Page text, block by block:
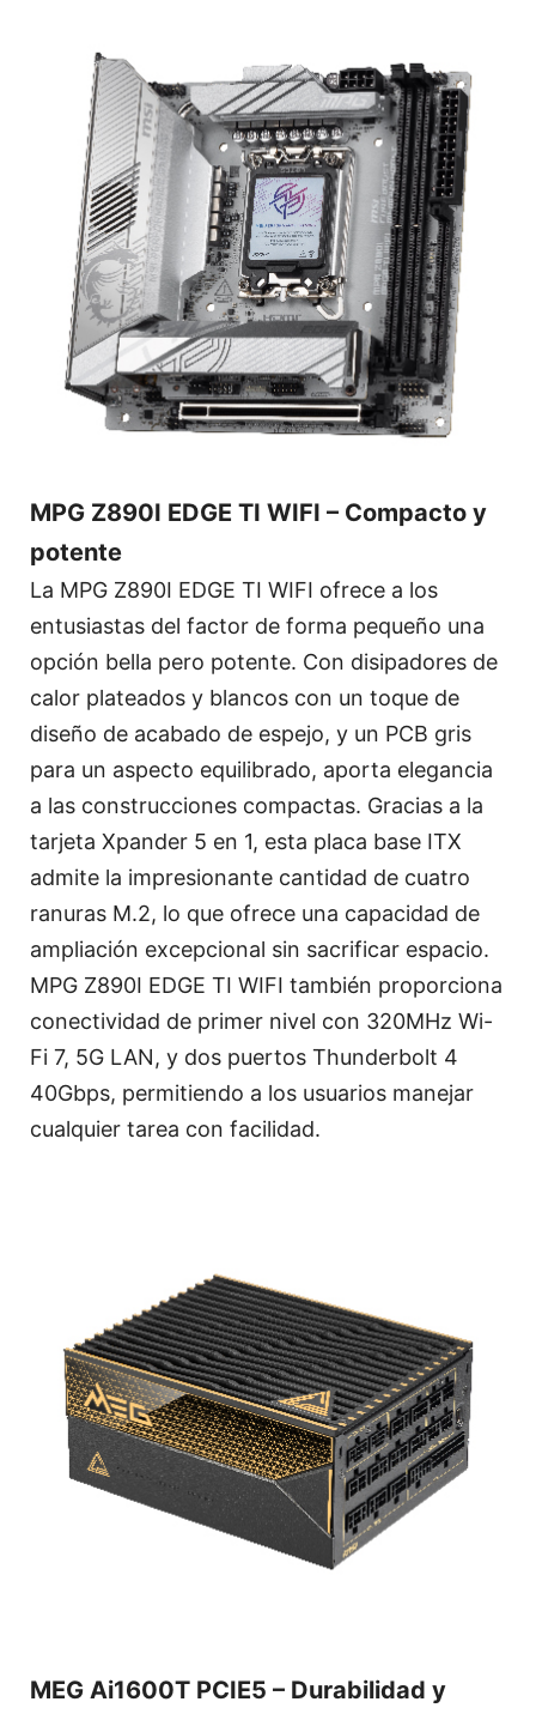
MPG Z890I EDGE TI WIFI – Compacto y
potente
La MPG Z890I EDGE TI WIFI ofrece a los
entusiastas del factor de forma pequeño una
opción bella pero potente. Con disipadores de
calor plateados y blancos con un toque de
diseño de acabado de espejo, y un PCB gris
para un aspecto equilibrado, aporta elegancia
a las construcciones compactas. Gracias a la
tarjeta Xpander 5 en 1, esta placa base ITX
admite la impresionante cantidad de cuatro
ranuras M.2, lo que ofrece una capacidad de
ampliación excepcional sin sacrificar espacio.
MPG Z890I EDGE TI WIFI también proporciona
conectividad de primer nivel con 320MHz Wi-
Fi 7, 5G LAN, y dos puertos Thunderbolt 4
40Gbps, permitiendo a los usuarios manejar
cualquier tarea con facilidad.
MEG Ai1600T PCIE5 – Durabilidad y